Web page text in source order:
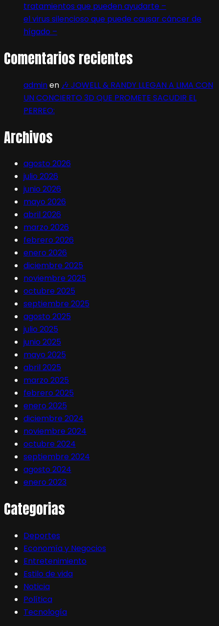
tratamientos que pueden ayudarte –
el virus silencioso que puede causar cáncer de
hígado –
Comentarios recientes
adminen 🎶 JOWELL & RANDY LLEGAN A LIMA CON
UN CONCIERTO 3D QUE PROMETE SACUDIR EL
PERREO:
Archivos
agosto 2026
julio 2026
junio 2026
mayo 2026
abril 2026
marzo 2026
febrero 2026
enero 2026
diciembre 2025
noviembre 2025
octubre 2025
septiembre 2025
agosto 2025
julio 2025
junio 2025
mayo 2025
abril 2025
marzo 2025
febrero 2025
enero 2025
diciembre 2024
noviembre 2024
octubre 2024
septiembre 2024
agosto 2024
enero 2023
Categorias
Deportes
Economía y Negocios
Entretenimiento
Estilo de vida
Noticia
Política
Tecnología